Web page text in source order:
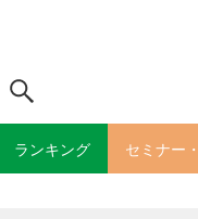
ランキング セミナー